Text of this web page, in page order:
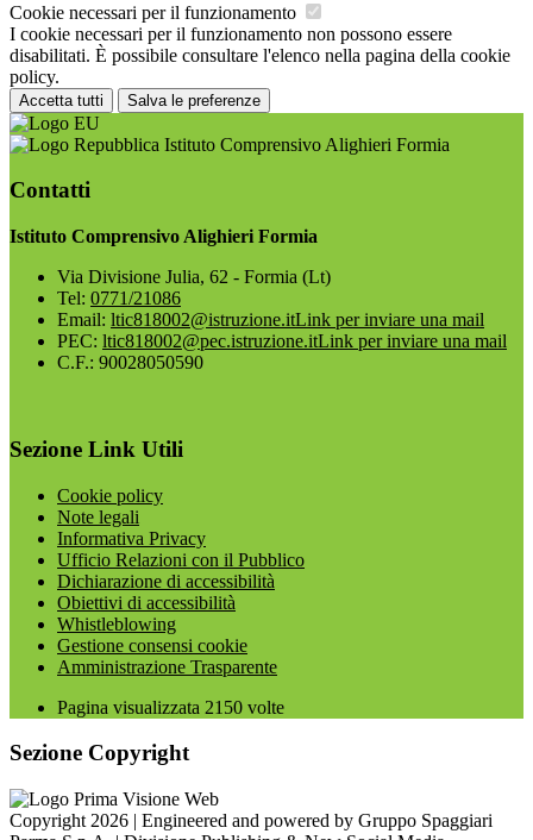
Cookie necessari per il funzionamento
I cookie necessari per il funzionamento non possono essere
disabilitati. È possibile consultare l'elenco nella pagina della cookie
policy.
Accetta tutti Salva le preferenze
Istituto Comprensivo Alighieri Formia
Contatti
Istituto Comprensivo Alighieri Formia
Via Divisione Julia, 62 - Formia (Lt)
Tel: 0771/21086
Email: ltic818002@istruzione.itLink per inviare una mail
PEC: ltic818002@pec.istruzione.itLink per inviare una mail
C.F.: 90028050590
Sezione Link Utili
Cookie policy
Note legali
Informativa Privacy
Ufficio Relazioni con il Pubblico
Dichiarazione di accessibilità
Obiettivi di accessibilità
Whistleblowing
Gestione consensi cookie
Amministrazione Trasparente
Pagina visualizzata 2150 volte
Sezione Copyright
Copyright 2026 | Engineered and powered by Gruppo Spaggiari